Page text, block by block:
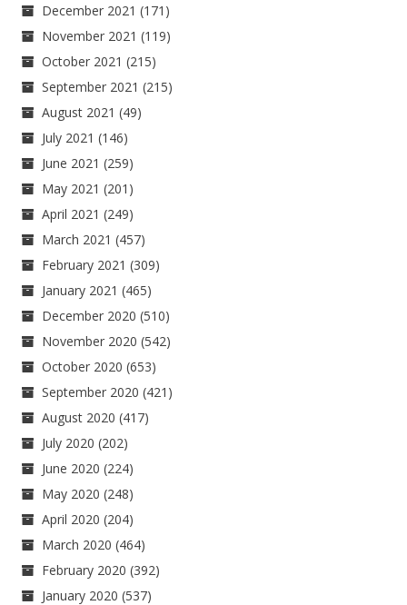
December 2021 (171)
November 2021 (119)
October 2021 (215)
September 2021 (215)
August 2021 (49)
July 2021 (146)
June 2021 (259)
May 2021 (201)
April 2021 (249)
March 2021 (457)
February 2021 (309)
January 2021 (465)
December 2020 (510)
November 2020 (542)
October 2020 (653)
September 2020 (421)
August 2020 (417)
July 2020 (202)
June 2020 (224)
May 2020 (248)
April 2020 (204)
March 2020 (464)
February 2020 (392)
January 2020 (537)